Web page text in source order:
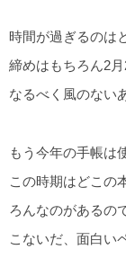
時間が過ぎるのは
締めはもちろん2月
なるべく風のない
もう今年の手帳は
この時期はどこの
ろんなのがあるの
こないだ、面白い